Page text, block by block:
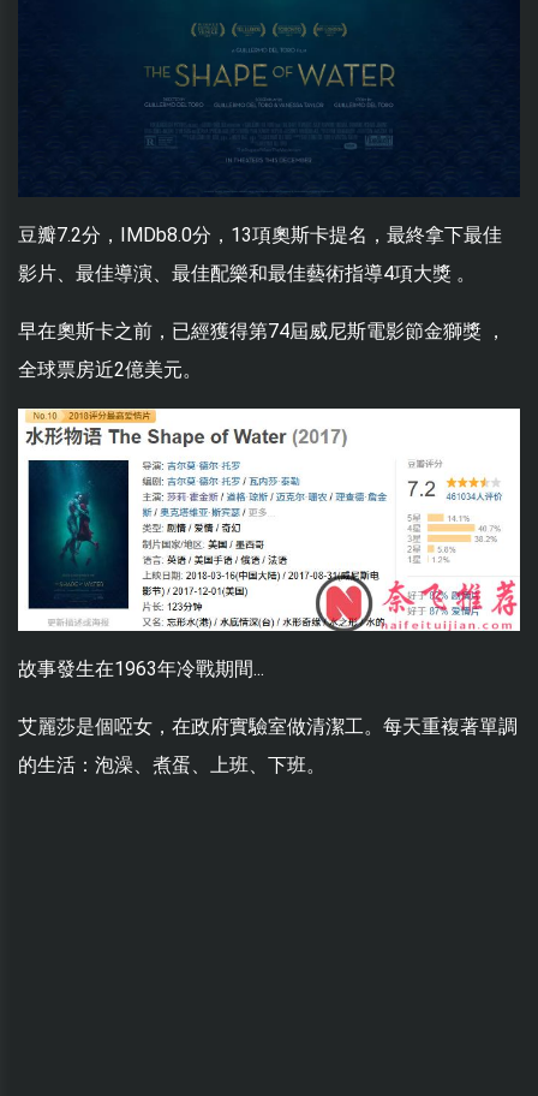
豆瓣7.2分，IMDb8.0分，13項奧斯卡提名，最終拿下最佳
影片、最佳導演、最佳配樂和最佳藝術指導4項大獎 。
早在奧斯卡之前，已經獲得第74屆威尼斯電影節金獅獎 ，
全球票房近2億美元。
故事發生在1963年冷戰期間...
艾麗莎是個啞女，在政府實驗室做清潔工。每天重複著單調
的生活：泡澡、煮蛋、上班、下班。